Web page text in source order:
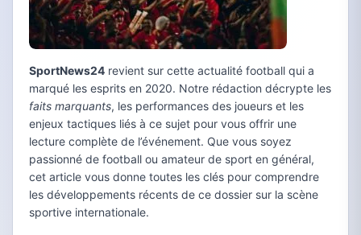
SportNews24 revient sur cette actualité football qui a
marqué les esprits en 2020. Notre rédaction décrypte les
faits marquants, les performances des joueurs et les
enjeux tactiques liés à ce sujet pour vous offrir une
lecture complète de l’événement. Que vous soyez
passionné de football ou amateur de sport en général,
cet article vous donne toutes les clés pour comprendre
les développements récents de ce dossier sur la scène
sportive internationale.